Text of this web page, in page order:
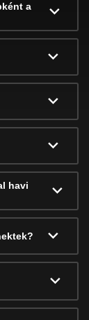
a
havi